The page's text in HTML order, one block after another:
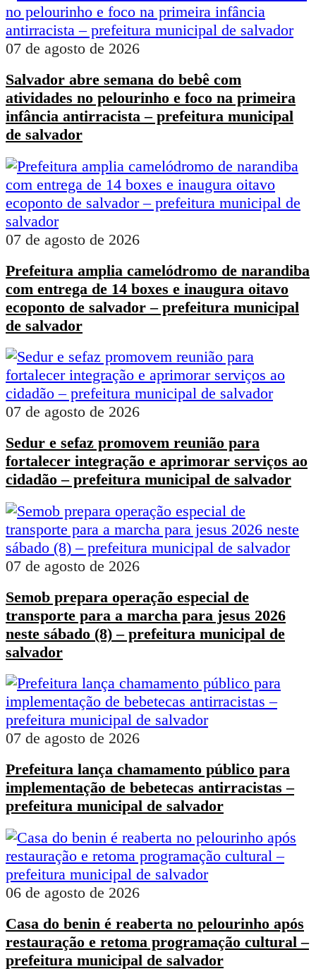
07 de agosto de 2026
Salvador abre semana do bebê com
atividades no pelourinho e foco na primeira
infância antirracista – prefeitura municipal
de salvador
07 de agosto de 2026
Prefeitura amplia camelódromo de narandiba
com entrega de 14 boxes e inaugura oitavo
ecoponto de salvador – prefeitura municipal
de salvador
07 de agosto de 2026
Sedur e sefaz promovem reunião para
fortalecer integração e aprimorar serviços ao
cidadão – prefeitura municipal de salvador
07 de agosto de 2026
Semob prepara operação especial de
transporte para a marcha para jesus 2026
neste sábado (8) – prefeitura municipal de
salvador
07 de agosto de 2026
Prefeitura lança chamamento público para
implementação de bebetecas antirracistas –
prefeitura municipal de salvador
06 de agosto de 2026
Casa do benin é reaberta no pelourinho após
restauração e retoma programação cultural –
prefeitura municipal de salvador